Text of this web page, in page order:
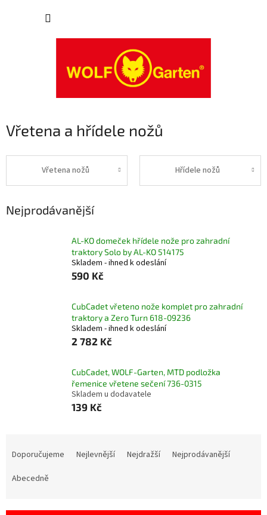
Vřetena a hřídele nožů
Vřetena nožů Hřídele nožů
Nejprodávanější
AL-KO domeček hřídele nože pro zahradní
traktory Solo by AL-KO 514175
Skladem - ihned k odeslání
590 Kč
CubCadet vřeteno nože komplet pro zahradní
traktory a Zero Turn 618-09236
Skladem - ihned k odeslání
2 782 Kč
CubCadet, WOLF-Garten, MTD podložka
řemenice vřetene sečení 736-0315
Skladem u dodavatele
139 Kč
Doporučujeme Nejlevnější Nejdražší
Nejprodávanější
Abecedně